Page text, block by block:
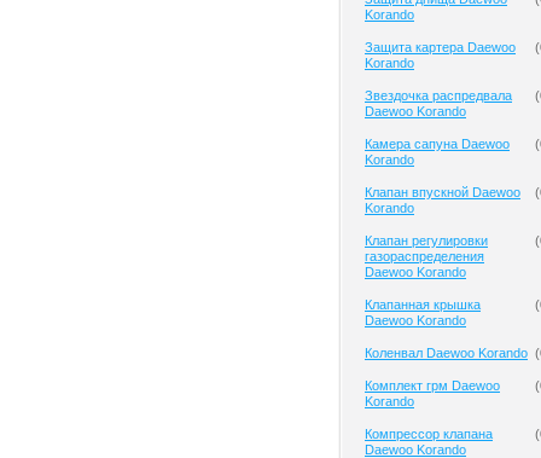
Korando
Защита картера Daewoo
Korando
(
Звездочка распредвала
Daewoo Korando
(
Камера сапуна Daewoo
Korando
(
Клапан впускной Daewoo
Korando
(
Клапан регулировки
газораспределения
Daewoo Korando
(
Клапанная крышка
Daewoo Korando
(
Коленвал Daewoo Korando (
Комплект грм Daewoo
Korando
(
Компрессор клапана
Daewoo Korando
(